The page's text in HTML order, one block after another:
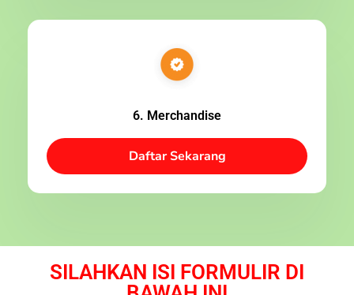
6. Merchandise
Daftar Sekarang
SILAHKAN ISI FORMULIR DI